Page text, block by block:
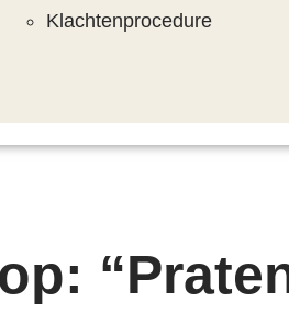
Klachtenprocedure